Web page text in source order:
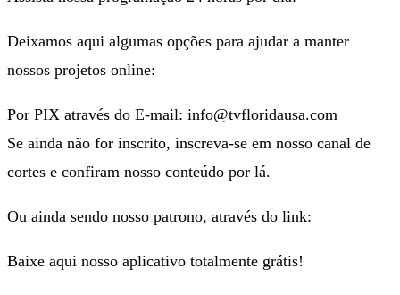
Deixamos aqui algumas opções para ajudar a manter
nossos projetos online:
Por PIX através do E-mail: info@tvfloridausa.com
Se ainda não for inscrito, inscreva-se em nosso canal de
cortes e confiram nosso conteúdo por lá.
Ou ainda sendo nosso patrono, através do link:
Baixe aqui nosso aplicativo totalmente grátis!